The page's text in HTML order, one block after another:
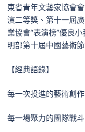
東省青年文藝家協會
演二等獎、第十一屆
業協會“表演榜”優良
明部第十屆中國藝術
【經典語錄】
每一次投進的藝術創
每一場聚力的團隊戰